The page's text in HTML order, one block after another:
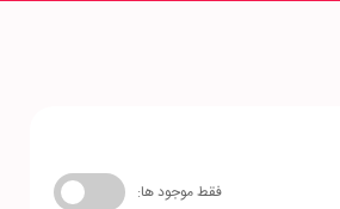
فقط موجود ها: